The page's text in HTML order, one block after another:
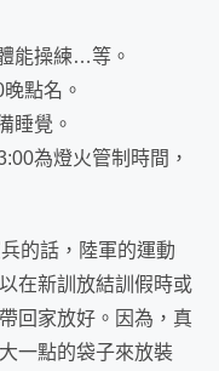
能操練…等。
點名。
睡覺。
為燈火管制時間，
的話，陸軍的運動
在新訓放結訓假時或
回家放好。因為，真
一點的袋子來放裝